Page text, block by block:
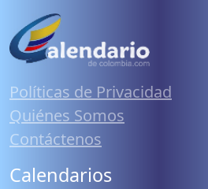
Políticas de Privacidad
Quiénes Somos
Contáctenos
Calendarios